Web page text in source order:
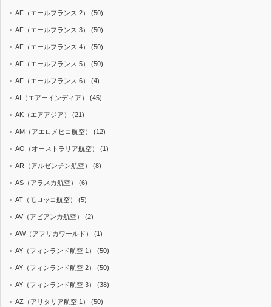
AF（エールフランス 2） (50)
AF（エールフランス 3） (50)
AF（エールフランス 4） (50)
AF（エールフランス 5） (50)
AF（エールフランス 6） (4)
AI（エアーインディア） (45)
AK（エアアジア） (21)
AM（アエロメヒコ航空） (12)
AO（オーストラリア航空） (1)
AR（アルゼンチン航空） (8)
AS（アラスカ航空） (6)
AT（モロッコ航空） (5)
AV（アビアンカ航空） (2)
AW（アフリカワールド） (1)
AY（フィンランド航空 1） (50)
AY（フィンランド航空 2） (50)
AY（フィンランド航空 3） (38)
AZ（アリタリア航空 1） (50)